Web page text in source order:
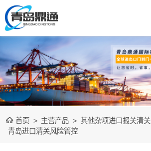
首页 > 主营产品 > 其他杂项进口报关清关
青岛进口清关风险管控
矿产品进口报关
清关
农副产品进口报
关清关
水产冻品进口报
关
化妆品进口报关